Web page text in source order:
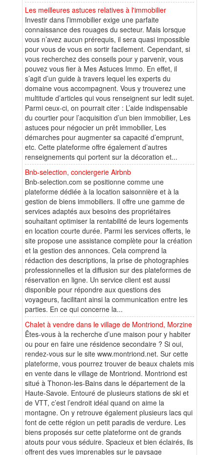
Les meilleures astuces relatives à l'immobilier
Investir dans l’immobilier exige une parfaite
connaissance des rouages du secteur. Mais lorsque
vous n’avez aucun prérequis, il sera quasi impossible
pour vous de vous en sortir facilement. Cependant, si
vous recherchez des conseils pour y parvenir, vous
pouvez vous fier à Mes Astuces Immo. En effet, il
s’agit d’un guide à travers lequel les experts du
domaine vous accompagnent. Vous y trouverez une
multitude d’articles qui vous renseignent sur ledit sujet.
Parmi ceux-ci, on pourrait citer : L’aide indispensable
du courtier pour l’acquisition d’un bien immobilier, Les
astuces pour négocier un prêt immobilier, Les
démarches pour augmenter sa capacité d’emprunt,
etc. Cette plateforme offre également d’autres
renseignements qui portent sur la décoration et...
Bnb-selection, conciergerie Airbnb
Bnb-selection.com se positionne comme une
plateforme dédiée à la location saisonnière et à la
gestion de biens immobiliers. Il offre une gamme de
services adaptés aux besoins des propriétaires
souhaitant optimiser la rentabilité de leurs logements
en location courte durée. Parmi les services offerts, le
site propose une assistance complète pour la création
et la gestion des annonces. Cela comprend la
rédaction des descriptions, la prise de photographies
professionnelles et la diffusion sur des plateformes de
réservation en ligne. Un service client est aussi
disponible pour répondre aux questions des
voyageurs, facilitant ainsi la communication entre les
parties. En ce qui concerne la...
Chalet à vendre dans le village de Montriond, Morzine
Êtes-vous à la recherche d’une maison pour y habiter
ou pour en faire une résidence secondaire ? Si oui,
rendez-vous sur le site www.montriond.net. Sur cette
plateforme, vous pourrez trouver de beaux chalets mis
en vente dans le village de Montriond. Montriond est
situé à Thonon-les-Bains dans le département de la
Haute-Savoie. Entouré de plusieurs stations de ski et
de VTT, c’est l’endroit idéal quand on aime la
montagne. On y retrouve également plusieurs lacs qui
font de cette région un petit paradis de verdure. Les
biens proposés sur cette plateforme ont de grands
atouts pour vous séduire. Spacieux et bien éclairés, ils
offrent des vues imprenables sur le paysage